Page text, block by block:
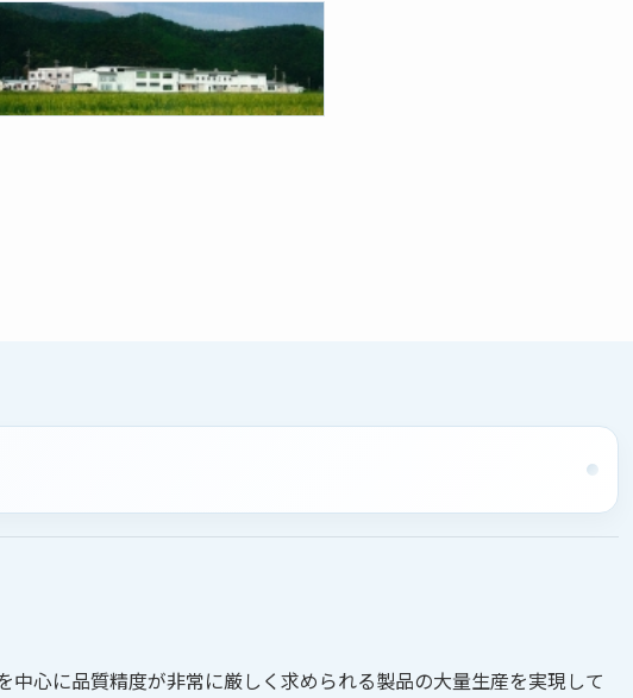
中心に品質精度が非常に厳しく求められる製品の大量生産を実現して